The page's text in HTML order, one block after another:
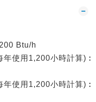
Btu/h
用1,200小時計算)︰
用1,200小時計算)︰